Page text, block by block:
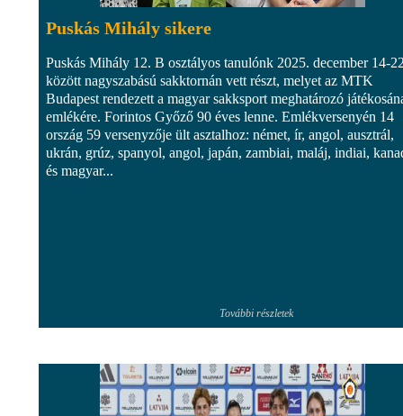
Puskás Mihály sikere
Puskás Mihály 12. B osztályos tanulónk 2025. december 14-
között nagyszabású sakktornán vett részt, melyet az MTK
Budapest rendezett a magyar sakksport meghatározó
emlékére. Forintos Győző 90 éves lenne. Emlékversenyén 14
ország 59 versenyzője ült asztalhoz: német, ír, angol, ausztrál,
ukrán, grúz, spanyol, angol, japán, zambiai, maláj, indiai,
és magyar...
További részletek